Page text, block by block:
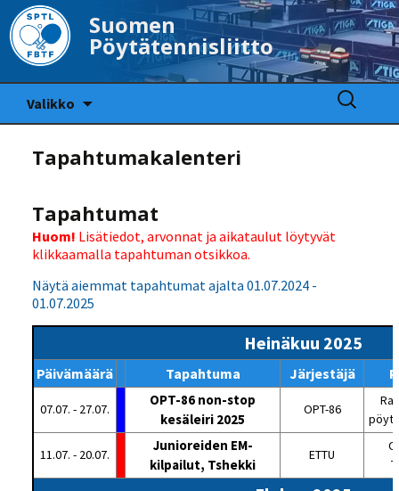
Suomen
Pöytätennisliitto
Valikko
Haku:
Tapahtumakalenteri
Tapahtumat
Huom! Lisätiedot, arvonnat ja aikataulut löytyvät
klikkaamalla tapahtuman otsikkoa.
Näytä aiemmat tapahtumat ajalta 01.07.2024 -
01.07.2025
Heinäkuu 2025
Päivämäärä Tapahtuma Järjestäjä
07.07. - 27.07.
OPT-86 non-stop
kesäleiri 2025
OPT-86
11.07. - 20.07.
Junioreiden EM-
kilpailut, Tshekki
ETTU